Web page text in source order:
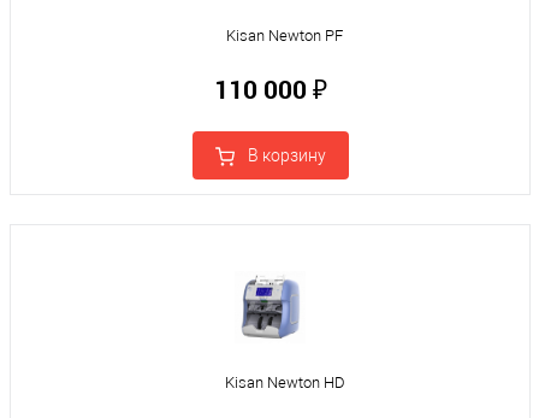
Kisan Newton PF
110 000 ₽
В корзину
Kisan Newton HD